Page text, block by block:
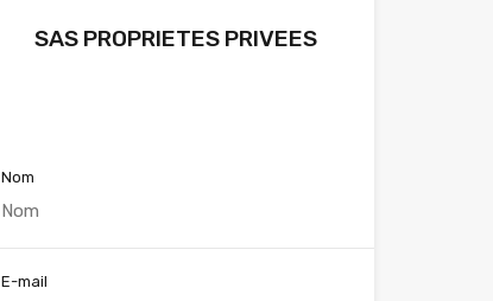
SAS PROPRIETES PRIVEES
Nom
E-mail